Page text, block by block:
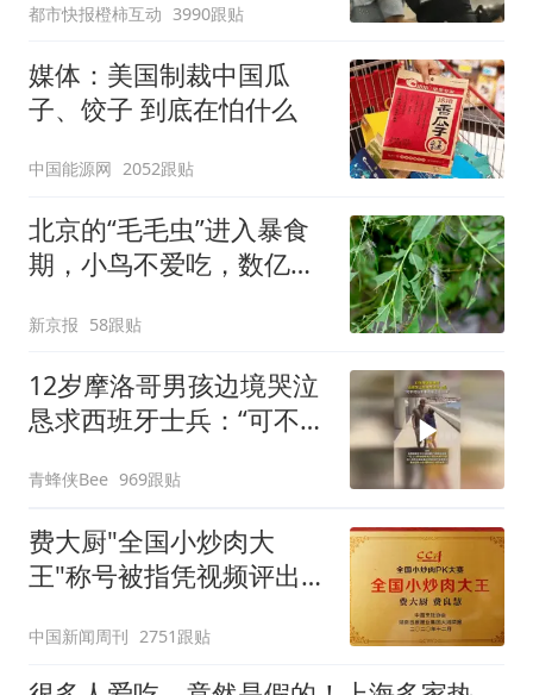
拒绝登机决定由航司作
出；亲历者：曾承诺免费
改签但没兑现
都市快报橙柿互动 3990跟贴
媒体：美国制裁中国瓜
子、饺子 到底在怕什么
中国能源网 2052跟贴
北京的“毛毛虫”进入暴食
期，小鸟不爱吃，数亿头
新京报 58跟贴
12岁摩洛哥男孩边境哭泣
恳求西班牙士兵：“可不可
青蜂侠Bee 969跟贴
费大厨"全国小炒肉大
王"称号被指凭视频评出
中国新闻周刊 2751跟贴